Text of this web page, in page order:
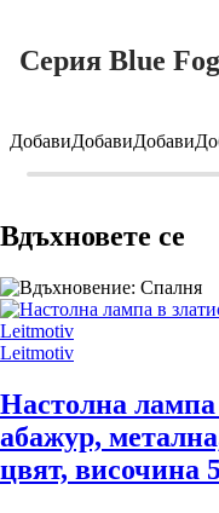
Серия Blue Fog
ДобавиДобавиДобави
Вдъхновете се
Leitmotiv
Настолна
абажур,
цвят, височина